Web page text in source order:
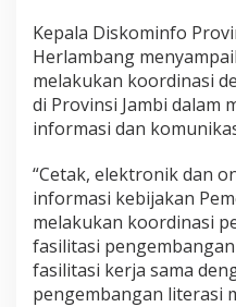
Kepala Diskominfo
Herlambang
melakukan koordinasi
di Provinsi Jambi dalam
informasi dan
“Cetak, elektronik dan
informasi kebijakan
melakukan koordinasi
fasilitasi
fasilitasi kerja sama
pengembangan literasi